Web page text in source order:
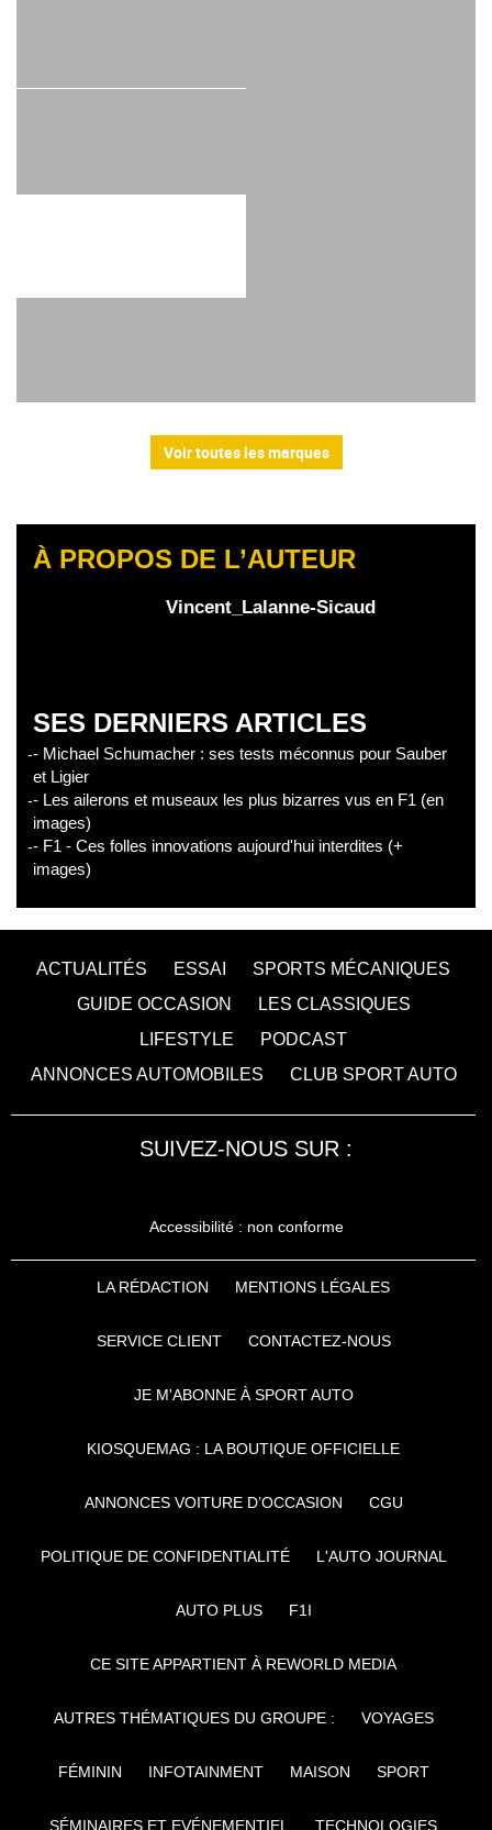
Voir toutes les marques
À PROPOS DE L’AUTEUR
Vincent_Lalanne-Sicaud
SES DERNIERS ARTICLES
- Michael Schumacher : ses tests méconnus pour Sauber
et Ligier
- Les ailerons et museaux les plus bizarres vus en F1 (en
images)
- F1 - Ces folles innovations aujourd'hui interdites (+
images)
ACTUALITÉS ESSAI
SPORTS MÉCANIQUES
GUIDE OCCASION
LES CLASSIQUES
LIFESTYLE
PODCAST
ANNONCES AUTOMOBILES
CLUB SPORT AUTO
SUIVEZ-NOUS SUR :
Accessibilité : non conforme
LA RÉDACTION MENTIONS LÉGALES
SERVICE CLIENT CONTACTEZ-NOUS
JE M'ABONNE À SPORT AUTO
KIOSQUEMAG : LA BOUTIQUE OFFICIELLE
ANNONCES VOITURE D’OCCASION CGU
POLITIQUE DE CONFIDENTIALITÉ L'AUTO JOURNAL
AUTO PLUS F1I
CE SITE APPARTIENT À REWORLD MEDIA
AUTRES THÉMATIQUES DU GROUPE : VOYAGES
FÉMININ INFOTAINMENT MAISON SPORT
SÉMINAIRES ET EVÉNEMENTIEL TECHNOLOGIES